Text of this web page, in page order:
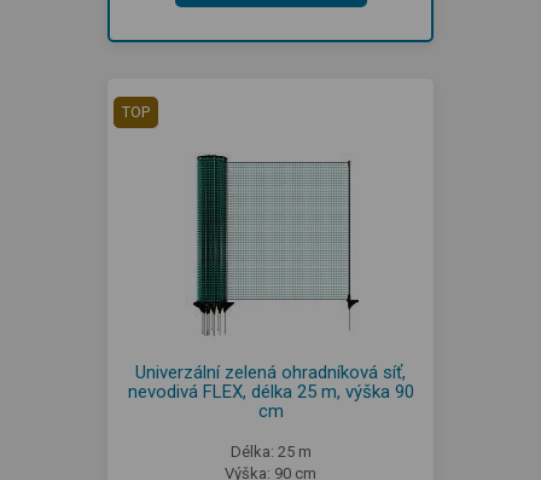
TOP
Univerzální zelená ohradníková síť,
nevodivá FLEX, délka 25 m, výška 90
cm
Délka: 25 m
Výška: 90 cm